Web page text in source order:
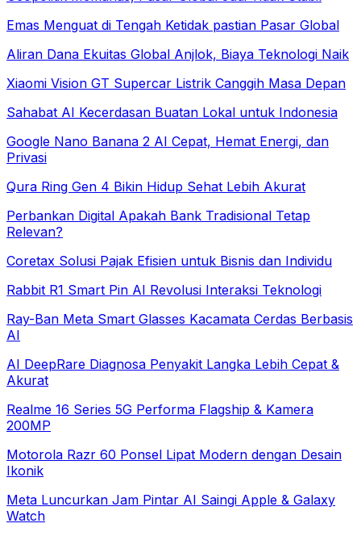
Emas Menguat di Tengah Ketidak pastian Pasar Global
Aliran Dana Ekuitas Global Anjlok, Biaya Teknologi Naik
Xiaomi Vision GT Supercar Listrik Canggih Masa Depan
Sahabat AI Kecerdasan Buatan Lokal untuk Indonesia
Google Nano Banana 2 AI Cepat, Hemat Energi, dan
Privasi
Qura Ring Gen 4 Bikin Hidup Sehat Lebih Akurat
Perbankan Digital Apakah Bank Tradisional Tetap
Relevan?
Coretax Solusi Pajak Efisien untuk Bisnis dan Individu
Rabbit R1 Smart Pin AI Revolusi Interaksi Teknologi
Ray-Ban Meta Smart Glasses Kacamata Cerdas Berbasis
AI
AI DeepRare Diagnosa Penyakit Langka Lebih Cepat &
Akurat
Realme 16 Series 5G Performa Flagship & Kamera
200MP
Motorola Razr 60 Ponsel Lipat Modern dengan Desain
Ikonik
Meta Luncurkan Jam Pintar AI Saingi Apple & Galaxy
Watch